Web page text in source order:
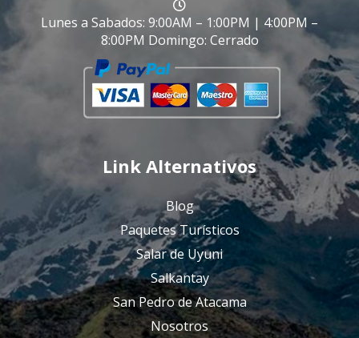
Lunes a Sabados: 9:00AM – 1:00PM | 4:00PM –
8:00PM Domingo: Cerrado
Link Alternativos
Blog
Paquetes Turísticos
Salar de Uyuni
Salkantay
San Pedro de Atacama
Nosotros